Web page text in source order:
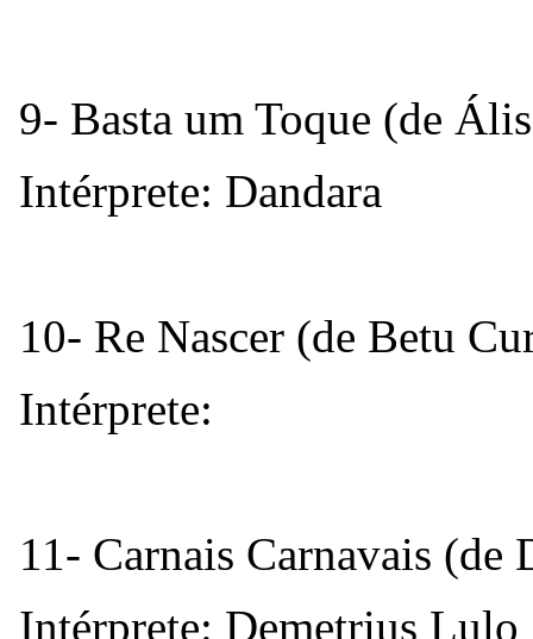
9- Basta um Toque (de
Intérprete: Dandara
10- Re Nascer (de Betu
Intérprete:
11- Carnais Carnavais (de
Intérprete: Demetrius Lulo